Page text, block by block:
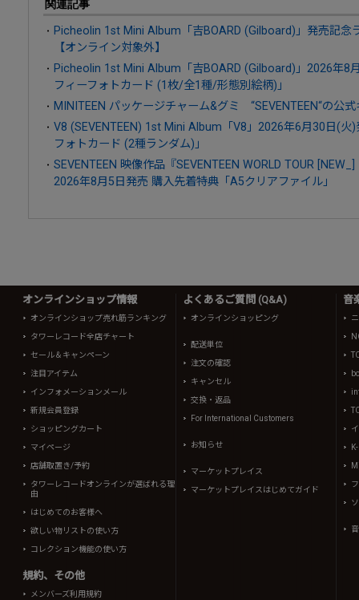
関連記事
Picheolin 1st Mini Album「吉BOARD (Gilboard)」発売記念
【オンライン対象外】
Picheolin 1st Mini Album「吉BOARD (Gilboard)」2026年8
フィーフォトカード (1枚/全1種/形態別絵柄)」
MINITEEN パッケージチャーム&グミ “SEVENTEEN“の公
V8 (SEVENTEEN) 1st Mini Album「V8」2026年6月30日(火
フォトカード (2種ランダム)」
SEVENTEEN 映像作品『SEVENTEEN WORLD TOUR
2026年8月5日発売 購入先着特典「A5クリアファイル」
オンラインショップ情報
オンラインショップ売れ筋ランキング
タワーレコード全店チャート
セール＆キャンペーン
注目アイテム
インフォメーションメール
新規会員登録
ショッピングカート
マイページ
店舗取置き/予約
タワーレコードオンラインが選ばれる理
由
はじめてのお客様へ
欲しい物リストの使い方
コレクション機能の使い方
規約、その他
メンバーズ利用規約
よくあるご質問 (Q&A)
オンラインショッピング
配送単位
注文の確認
キャンセル
交換・返品
For International Customers
お知らせ
マーケットプレイス
マーケットプレイスはじめてガイド
音